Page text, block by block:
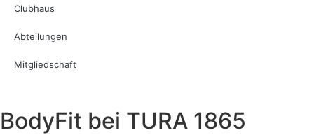
Clubhaus
Abteilungen
Mitgliedschaft
BodyFit bei TURA 1865